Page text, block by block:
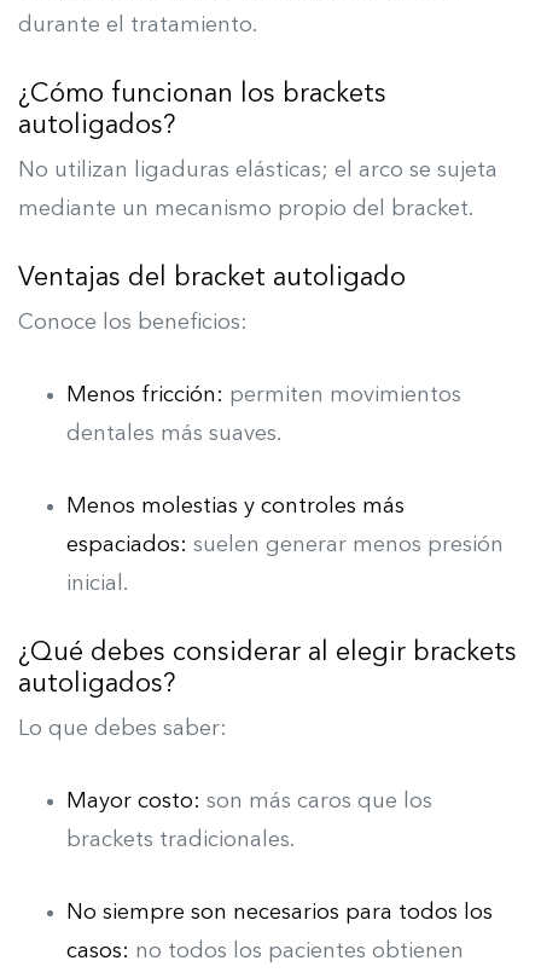
durante el tratamiento.
¿Cómo funcionan los brackets
autoligados?
No utilizan ligaduras elásticas; el arco se sujeta
mediante un mecanismo propio del bracket.
Ventajas del bracket autoligado
Conoce los beneficios:
Menos fricción: permiten movimientos
dentales más suaves.
Menos molestias y controles más
espaciados: suelen generar menos presión
inicial.
¿Qué debes considerar al elegir brackets
autoligados?
Lo que debes saber:
Mayor costo: son más caros que los
brackets tradicionales.
No siempre son necesarios para todos los
casos: no todos los pacientes obtienen